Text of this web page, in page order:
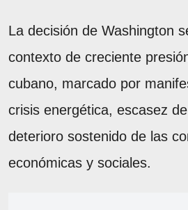
La decisión de Washington
contexto de creciente
cubano, marcado por
crisis energética, escasez
deterioro sostenido de las
económicas y sociales.